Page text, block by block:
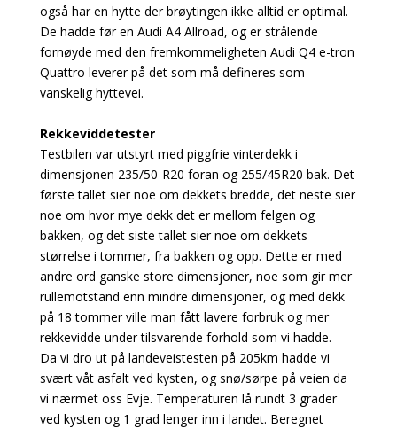
også har en hytte der brøytingen ikke alltid er optimal.
De hadde før en Audi A4 Allroad, og er strålende
fornøyde med den fremkommeligheten Audi Q4 e-tron
Quattro leverer på det som må defineres som
vanskelig hyttevei.
Rekkeviddetester
Testbilen var utstyrt med piggfrie vinterdekk i
dimensjonen 235/50-R20 foran og 255/45R20 bak. Det
første tallet sier noe om dekkets bredde, det neste sier
noe om hvor mye dekk det er mellom felgen og
bakken, og det siste tallet sier noe om dekkets
størrelse i tommer, fra bakken og opp. Dette er med
andre ord ganske store dimensjoner, noe som gir mer
rullemotstand enn mindre dimensjoner, og med dekk
på 18 tommer ville man fått lavere forbruk og mer
rekkevidde under tilsvarende forhold som vi hadde.
Da vi dro ut på landeveistesten på 205km hadde vi
svært våt asfalt ved kysten, og snø/sørpe på veien da
vi nærmet oss Evje. Temperaturen lå rundt 3 grader
ved kysten og 1 grad lenger inn i landet. Beregnet